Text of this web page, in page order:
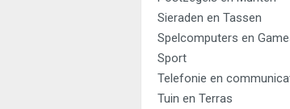
Sieraden en Tassen
Spelcomputers en
Sport
Telefonie en
Tuin en Terras